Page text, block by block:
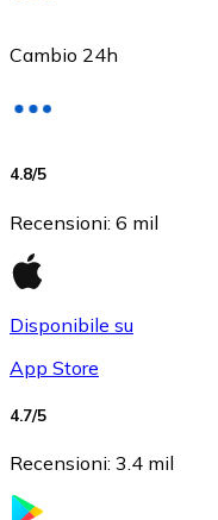
Cambio 24h
4.8/5
Recensioni: 6 mil
Disponibile su
App Store
4.7/5
Recensioni: 3.4 mil